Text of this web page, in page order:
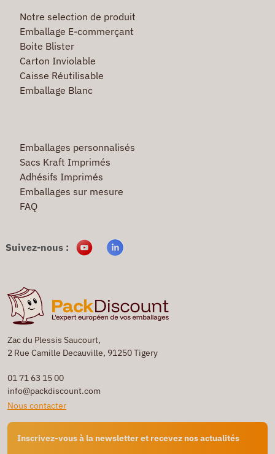
Zac du Plessis Saucourt,
2 Rue Camille Decauville, 91250 Tigery
01 71 63 15 00
info@packdiscount.com
Nous contacter
Inscrivez-vous à la newsletter et recevez nos actualités
Notre selection de produit
Emballage E-commerçant
Boite Blister
Carton Inviolable
Caisse Réutilisable
Emballage Blanc
Emballages personnalisés
Sacs Kraft Imprimés
Adhésifs Imprimés
Emballages sur mesure
FAQ
Suivez-nous :